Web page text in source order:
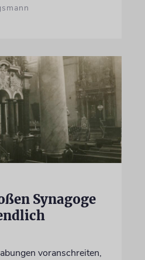
Synagoge
voranschreiten,